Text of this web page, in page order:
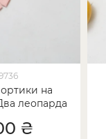
на
леопарда
₴